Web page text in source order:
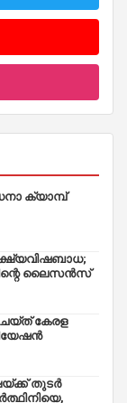
ക്യാമ്പ്
ഭക്ഷ്യവിഷബാധ;
ലൈസൻസ്
കേരള
തുടർ